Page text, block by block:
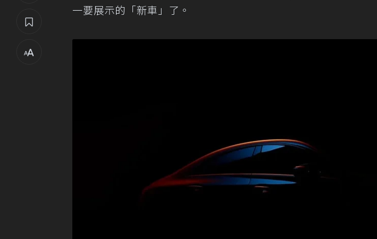
一要展示的「新車」了。